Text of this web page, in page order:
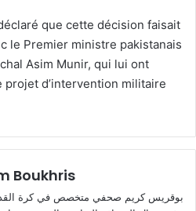
que cette décision faisait
le Premier ministre pakistanais
Asim Munir, qui lui ont
d’intervention militaire
Boukhris
بوقريس كريم صحفي متخصص في كرة